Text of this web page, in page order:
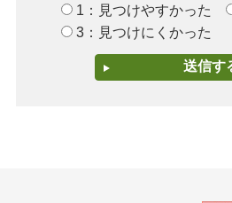
1：見つけやすかった
3：見つけにくかった